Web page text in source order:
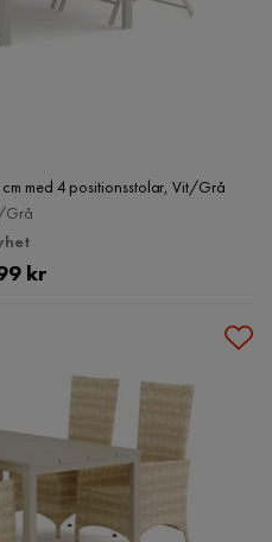
med 4 positionsstolar, Vit/Grå
Grå
Priskr